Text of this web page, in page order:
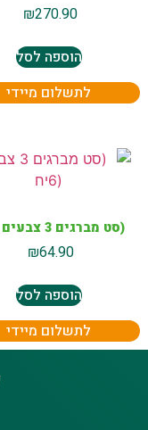
₪270.90
הוספה לסל
לתשלום מיידי
(סט מברגים 3 צבעים (6יח
₪64.90
הוספה לסל
לתשלום מיידי